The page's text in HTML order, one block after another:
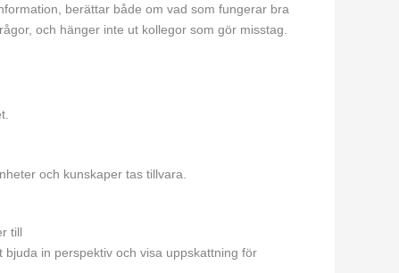
berättar både om vad som fungerar bra
och hänger inte ut kollegor som gör misstag.
och kunskaper tas tillvara.
till
in perspektiv och visa uppskattning för